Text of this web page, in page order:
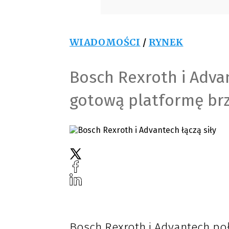
WIADOMOŚCI / RYNEK
Bosch Rexroth i
gotową platformę